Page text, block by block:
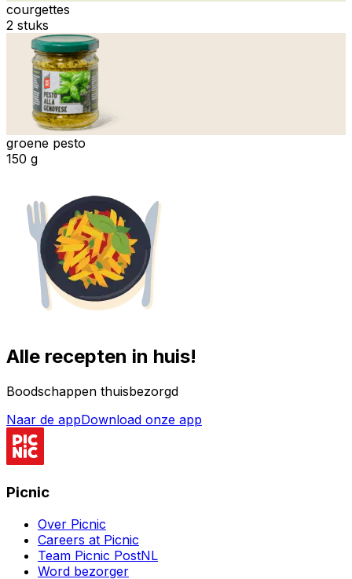
courgettes
2 stuks
groene pesto
150 g
Alle recepten in huis!
Boodschappen thuisbezorgd
Naar de appDownload onze app
Picnic
Over Picnic
Careers at Picnic
Team Picnic PostNL
Word bezorger